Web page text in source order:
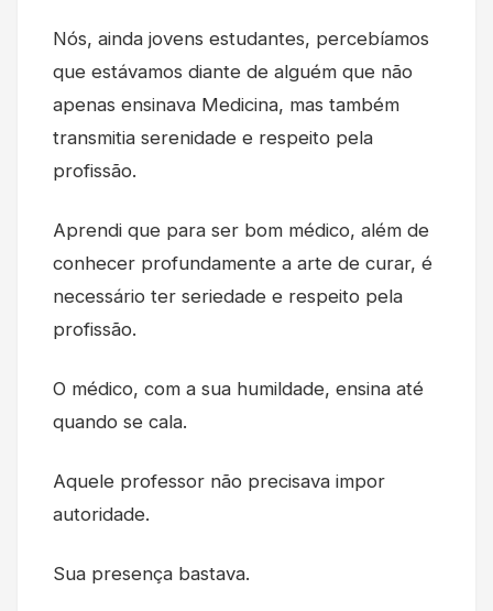
Nós, ainda jovens estudantes, percebíamos
que estávamos diante de alguém que não
apenas ensinava Medicina, mas também
transmitia serenidade e respeito pela
profissão.
Aprendi que para ser bom médico, além de
conhecer profundamente a arte de curar, é
necessário ter seriedade e respeito pela
profissão.
O médico, com a sua humildade, ensina até
quando se cala.
Aquele professor não precisava impor
autoridade.
Sua presença bastava.